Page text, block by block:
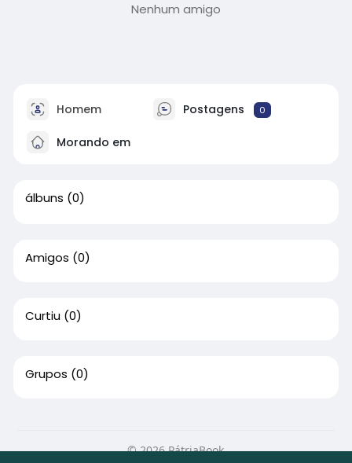
Nenhum amigo
Homem Postagens 0
Morando em
álbuns (0)
Amigos (0)
Curtiu (0)
Grupos (0)
© 2026 PátriaBook